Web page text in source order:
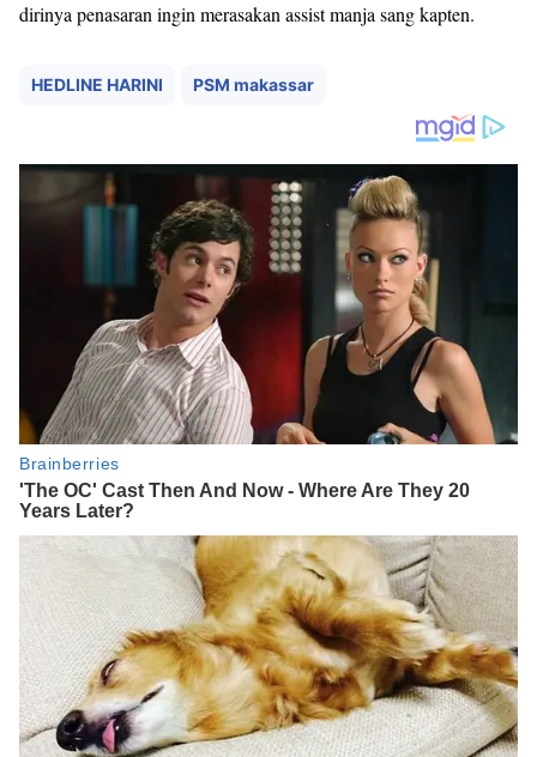
dirinya penasaran ingin merasakan assist manja sang kapten.
HEDLINE HARINI PSM makassar